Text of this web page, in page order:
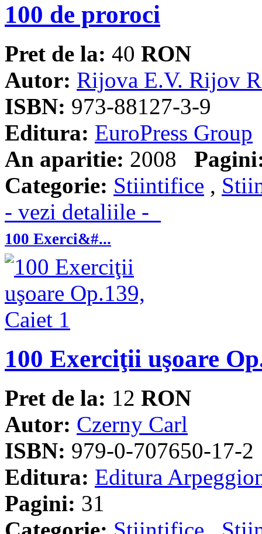
100 de proroci
Pret de la: 40 RON
Autor: Rijova E.V. Rijov
ISBN: 973-88127-3-9
Editura: EuroPress Group
An aparitie: 2008
Categorie: Stiintifice ,
- vezi detaliile -
100 Exerci&#...
100 Exerciţii uşoare
Pret de la: 12 RON
Autor: Czerny Carl
ISBN: 979-0-707650-17-2
Editura: Editura
Pagini: 31